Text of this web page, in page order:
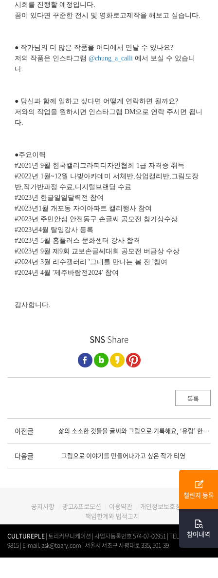
edit_square
챌린지 등록
quick_reference_all
참여내역
시회를 진행할 예정입니다.
꿈이 있다면 꾸준한 전시 및 영화로고제작을 해보고 싶습니다.
● 작가님의 더 많은 작품을 어디에서 만날 수 있나요?
저의 작품은 인스타그램 @chung_a_calli 에서 보실 수 있습니
다.
● 당신과 함께 일하고 싶다면 어떻게 연락하면 될까요?
저와의 작업을 원하시면 인스타그램 DM으로 연락 주시면 됩니
다.
●주요이력
#2021년 9월 한국캘리그라피디자인협회 1급 자격증 취득
#2022년 1월~12월 나빛아카데미 서체반,상업캘리반,그림도장
반,작가반과정 수료,디지털브랜딩 수료
#2023년 한글일일달력전 참여
#2023년1월 개포동 자이아파트 캘리행사 참여
#2023년 주민안심 안전동구 손글씨 공모전 참가상수상
#2023년4월 탈잉강사 등록
#2023년 5월 홈플러스 문화센터 강사 합격
#2023년 9월 제9회 교보손글씨대회 공모전 버금상 수상
#2024년 3월 리수갤러리 '그대를 만나는 봄 전 '참여
#2024년 4월 '제주바람전2024' 참여
감사합니다.
SNS Share
목록
이전글 삶의 소소한 것들을 글씨와 그림으로 기록해요, ‘유람’ 한유현
다음글 그림으로 이야기를 만들어나가고 싶은 작가 티영
공지사항 광고&프로모션 이용약관
개인정보보호정책
책임한계와 법적고지
CULTUREPLE| 토리커뮤니케이션 | 사업자등록번호 574-07-00951 | TEL. 0507-1312-
9815 | E-mail. ask@toary.com | 서울시 서초구 사평대로 335, 501-39